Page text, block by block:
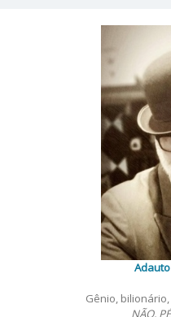
Gênio,
NÃO,